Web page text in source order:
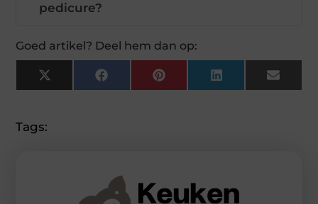
pedicure?
Goed artikel? Deel hem dan op:
X
(Twitter)
FacebookPinterestLinkedInEmail
Tags: